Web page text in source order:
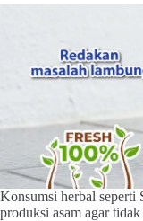
Konsumsi herbal seperti
produksi asam agar